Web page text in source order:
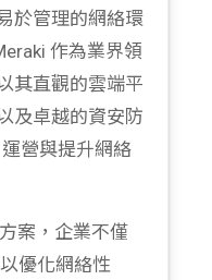
於管理的網絡環
作為業界領
其直觀的雲端平
及卓越的資安防
營與提升網絡
案，企業不僅
優化網絡性